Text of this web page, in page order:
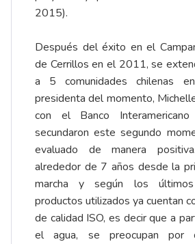
2015).
Después del éxito en el
de Cerrillos en el 2011, se
a 5 comunidades chilenas
presidenta del momento,
con el Banco
secundaron este segundo
evaluado de manera
alrededor de 7 años desde la
marcha y según los
productos utilizados ya cuentan
de calidad ISO, es decir que a
el agua, se preocupan por